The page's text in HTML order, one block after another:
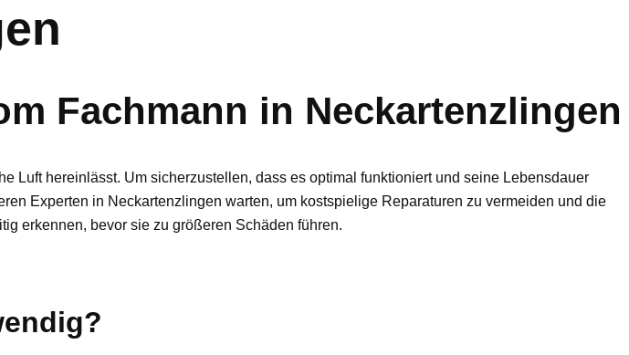
Fachmann in Neckartenzlingen
Luft hereinlässt. Um sicherzustellen, dass es optimal funktioniert und seine Lebensdauer
Experten in Neckartenzlingen warten, um kostspielige Reparaturen zu vermeiden und die
erkennen, bevor sie zu größeren Schäden führen.